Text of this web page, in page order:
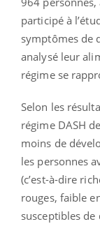
participé à
symptômes de
analysé leur
régime se
Selon les
régime DASH
moins de
les personnes
(c’est-à-dire
rouges, faible
susceptibles